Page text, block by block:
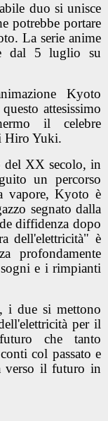
duo si unisce
potrebbe portare
La serie anime
dal 5 luglio su
Kyoto
attesissimo
il celebre
Hiro Yuki.
del XX secolo, in
un percorso
vapore, Kyoto è
segnato dalla
diffidenza dopo
dell'elettricità" è
profondamente
e i rimpianti
i due si mettono
per il
che tanto
col passato e
verso il futuro in